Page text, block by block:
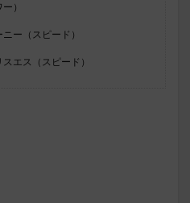
）
ー（スピード）
エス（スピード）